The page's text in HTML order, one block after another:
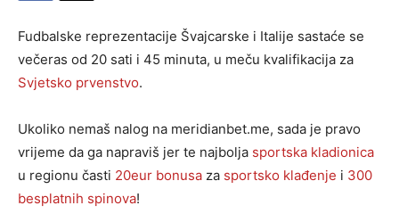
Fudbalske reprezentacije Švajcarske i Italije sastaće se
večeras od 20 sati i 45 minuta, u meču kvalifikacija za
Svjetsko prvenstvo.
Ukoliko nemaš nalog na meridianbet.me, sada je pravo
vrijeme da ga napraviš jer te najbolja sportska kladionica
u regionu časti 20eur bonusa za sportsko klađenje i 300
besplatnih spinova!